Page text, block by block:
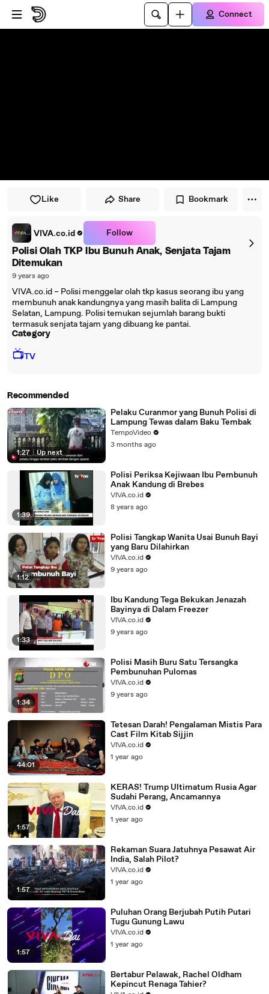
Skip to player
Skip to main content
Connect
Like Share Bookmark
VIVA.co.id Follow
Polisi Olah TKP Ibu Bunuh Anak, Senjata Tajam
Ditemukan
9 years ago
VIVA.co.id – Polisi menggelar olah tkp kasus seorang ibu yang
membunuh anak kandungnya yang masih balita di Lampung
Selatan, Lampung. Polisi temukan sejumlah barang bukti
termasuk senjata tajam yang dibuang ke pantai.
Category
📺TV
Recommended
1:27 | Up next
Pelaku Curanmor yang Bunuh Polisi di
Lampung Tewas dalam Baku Tembak
TempoVideo
3 months ago
1:39
Polisi Periksa Kejiwaan Ibu Pembunuh
Anak Kandung di Brebes
VIVA.co.id
8 years ago
1:12
Polisi Tangkap Wanita Usai Bunuh Bayi
yang Baru Dilahirkan
VIVA.co.id
9 years ago
1:33
Ibu Kandung Tega Bekukan Jenazah
Bayinya di Dalam Freezer
VIVA.co.id
9 years ago
1:34
Polisi Masih Buru Satu Tersangka
Pembunuhan Pulomas
VIVA.co.id
9 years ago
44:01
Tetesan Darah! Pengalaman Mistis Para
Cast Film Kitab Sijjin
VIVA.co.id
1 year ago
1:57
KERAS! Trump Ultimatum Rusia Agar
Sudahi Perang, Ancamannya
VIVA.co.id
1 year ago
1:57
Rekaman Suara Jatuhnya Pesawat Air
India, Salah Pilot?
VIVA.co.id
1 year ago
1:57
Puluhan Orang Berjubah Putih Putari
Tugu Gunung Lawu
VIVA.co.id
1 year ago
Bertabur Pelawak, Rachel Oldham
Kepincut Renaga Tahier?